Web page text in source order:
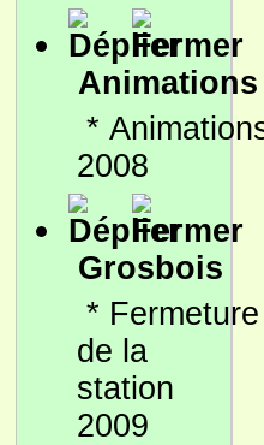
Animations
*
2008
Grosbois
* Fermeture
de la
station
2009